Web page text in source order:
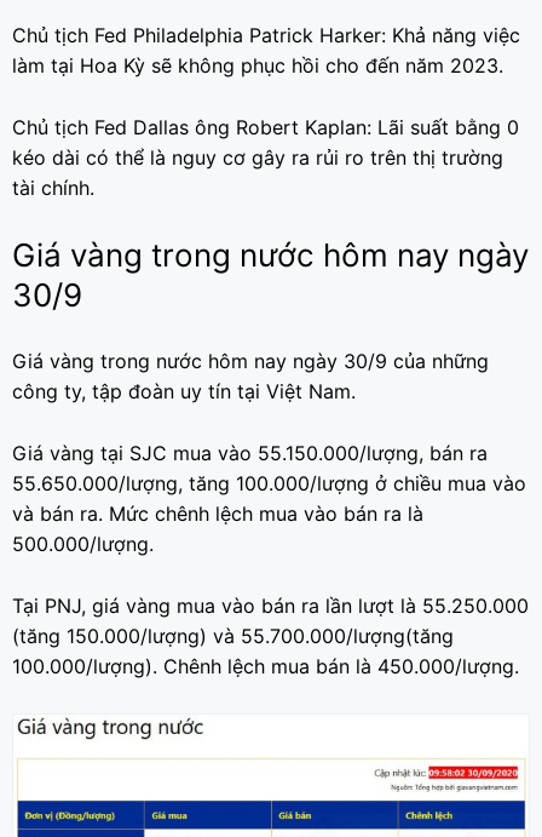
Chủ tịch Fed Philadelphia Patrick Harker: Khả năng việc
làm tại Hoa Kỳ sẽ không phục hồi cho đến năm 2023.
Chủ tịch Fed Dallas ông Robert Kaplan: Lãi suất bằng 0
kéo dài có thể là nguy cơ gây ra rủi ro trên thị trường
tài chính.
Giá vàng trong nước hôm nay ngày
30/9
Giá vàng trong nước hôm nay ngày 30/9 của những
công ty, tập đoàn uy tín tại Việt Nam.
Giá vàng tại SJC mua vào 55.150.000/lượng, bán ra
55.650.000/lượng, tăng 100.000/lượng ở chiều mua vào
và bán ra. Mức chênh lệch mua vào bán ra là
500.000/lượng.
Tại PNJ, giá vàng mua vào bán ra lần lượt là 55.250.000
(tăng 150.000/lượng) và 55.700.000/lượng(tăng
100.000/lượng). Chênh lệch mua bán là 450.000/lượng.